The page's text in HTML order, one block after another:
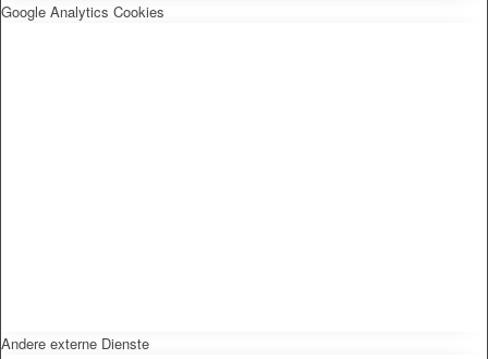
Google Analytics Cookies
Andere externe Dienste